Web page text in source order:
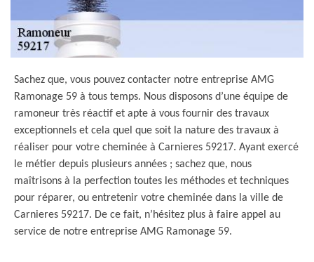
Sachez que, vous pouvez contacter notre entreprise AMG
Ramonage 59 à tous temps. Nous disposons d’une équipe de
ramoneur très réactif et apte à vous fournir des travaux
exceptionnels et cela quel que soit la nature des travaux à
réaliser pour votre cheminée à Carnieres 59217. Ayant exercé
le métier depuis plusieurs années ; sachez que, nous
maîtrisons à la perfection toutes les méthodes et techniques
pour réparer, ou entretenir votre cheminée dans la ville de
Carnieres 59217. De ce fait, n’hésitez plus à faire appel au
service de notre entreprise AMG Ramonage 59.